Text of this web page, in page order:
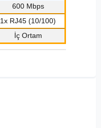
600 Mbps
1x RJ45 (10/100)
İç Ortam